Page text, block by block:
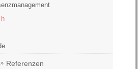
Referenzen